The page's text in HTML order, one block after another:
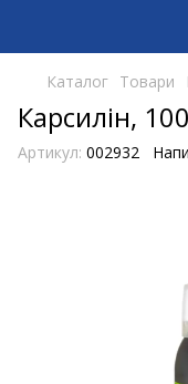
Каталог Товари
Карсилін,
Артикул: 002932